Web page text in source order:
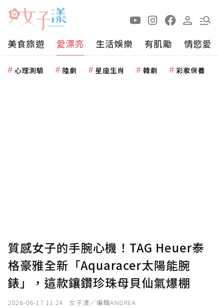
美食旅遊 愛漂亮 生活娛樂 有肌勵 情慾愛
心理測驗 陸劇 星座生肖 韓劇 彩妝保養
質感女子的手腕心機！TAG Heuer泰
格豪雅全新「Aquaracer太陽能腕
錶」，這款鑲鑽珍珠母貝仙氣爆棚
2026-06-17 11:24 女子漾／編輯ANDREA